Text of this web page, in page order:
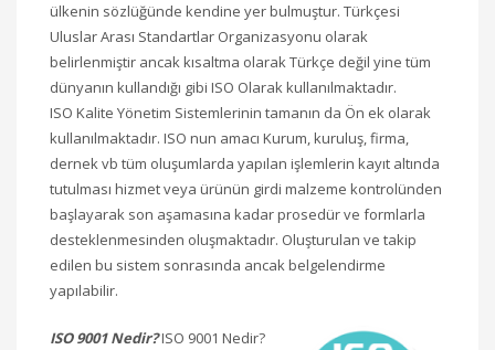
ülkenin sözlüğünde kendine yer bulmuştur. Türkçesi
Uluslar Arası Standartlar Organizasyonu olarak
belirlenmiştir ancak kısaltma olarak Türkçe değil yine tüm
dünyanın kullandığı gibi ISO Olarak kullanılmaktadır.
ISO Kalite Yönetim Sistemlerinin tamanın da Ön ek olarak
kullanılmaktadır. ISO nun amacı Kurum, kuruluş, firma,
dernek vb tüm oluşumlarda yapılan işlemlerin kayıt altında
tutulması hizmet veya ürünün girdi malzeme kontrolünden
başlayarak son aşamasına kadar prosedür ve formlarla
desteklenmesinden oluşmaktadır. Oluşturulan ve takip
edilen bu sistem sonrasında ancak belgelendirme
yapılabilir.
ISO 9001 Nedir?ISO 9001 Nedir?